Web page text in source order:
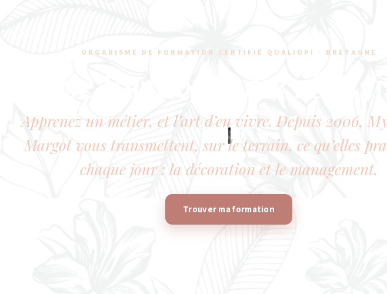
ORGANISME DE FORMATION CERTIFIÉ QUALIOPI · BRETAGNE
Apprenez un métier, et l’art d’en vivre. Depuis 2006,
Margot vous transmettent, sur le terrain, ce qu’elles
chaque jour : la décoration et le management.
Trouver ma formation